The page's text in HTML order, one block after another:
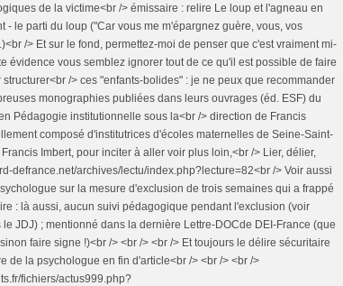
de la victime<br /> émissaire : relire Le loup et l'agneau en
- le parti du loup ("Car vous me m'épargnez guère, vous, vos
/> Et sur le fond, permettez-moi de penser que c'est vraiment mi-
évidence vous semblez ignorer tout de ce qu'il est possible de faire
/> ces "enfants-bolides" : je ne peux que recommander
monographies publiées dans leurs ouvrages (éd. ESF) du
Pédagogie institutionnelle sous la<br /> direction de Francis
composé d'institutrices d'écoles maternelles de Seine-Saint-
Imbert, pour inciter à aller voir plus loin,<br /> Lier, délier,
defrance.net/archives/lectu/index.php?lecture=82<br /> Voir aussi
sur la mesure d'exclusion de trois semaines qui a frappé
: là aussi, aucun suivi pédagogique pendant l'exclusion (voir
JDJ) ; mentionné dans la dernière Lettre-DOCde DEI-France (que
faire signe !)<br /> <br /> <br /> Et toujours le délire sécuritaire
de la psychologue en fin d'article<br /> <br /> <br />
fichiers/actus999.php?